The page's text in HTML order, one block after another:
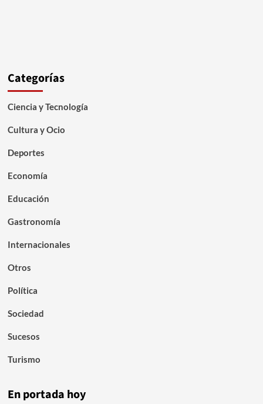
Categorías
Ciencia y Tecnología
Cultura y Ocio
Deportes
Economía
Educación
Gastronomía
Internacionales
Otros
Política
Sociedad
Sucesos
Turismo
En portada hoy